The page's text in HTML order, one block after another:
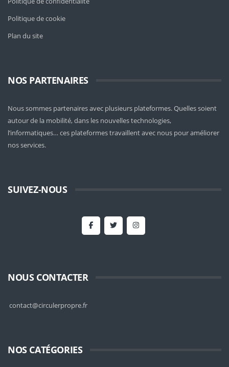
Politique de cookie
Plan du site
NOS PARTENAIRES
Nous sommes partenaires avec plusieurs plateformes. Quelles soient
autour de la mobilité, dans les nouvelles technologies,
l’informatiques… ces plateformes travaillent avec nous pour améliorer
nos services.
SUIVEZ-NOUS
NOUS CONTACTER
contact@circulerpropre.fr
NOS CATÉGORIES